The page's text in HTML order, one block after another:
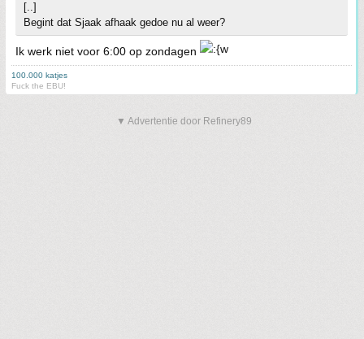
[..]
Begint dat Sjaak afhaak gedoe nu al weer?
Ik werk niet voor 6:00 op zondagen
100.000 katjes
Fuck the EBU!
▼ Advertentie door Refinery89